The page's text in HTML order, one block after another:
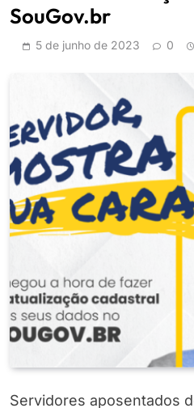
SouGov.br
5 de junho de 2023 0
Servidores aposentados